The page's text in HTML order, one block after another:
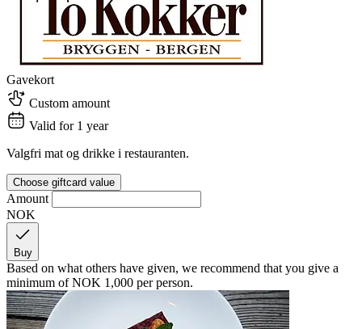
Gavekort
Custom amount
Valid for 1 year
Valgfri mat og drikke i restauranten.
Choose giftcard value
Amount
NOK
Buy
Based on what others have given, we recommend that you give a
minimum ofNOK 1,000 per person.